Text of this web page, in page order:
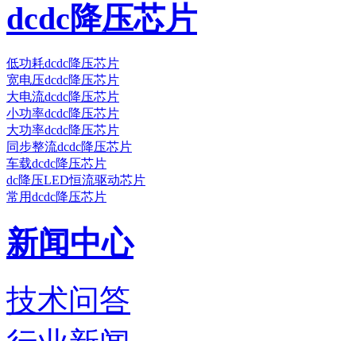
dcdc降压芯片
低功耗dcdc降压芯片
宽电压dcdc降压芯片
大电流dcdc降压芯片
小功率dcdc降压芯片
大功率dcdc降压芯片
同步整流dcdc降压芯片
车载dcdc降压芯片
dc降压LED恒流驱动芯片
常用dcdc降压芯片
新闻中心
技术问答